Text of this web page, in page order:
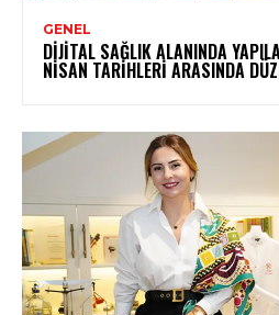
GENEL
DIJITAL SAĞLIK ALANINDA
NISAN TARIHLERI ARASINDA